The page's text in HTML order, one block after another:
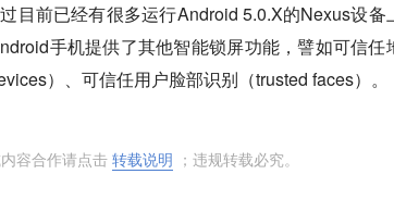
前已经有很多运行Android 5.0.X的Nexus设备
手机提供了其他智能锁屏功能，譬如可信任
）、可信任用户脸部识别（trusted faces）。
容合作请点击 转载说明 ；违规转载必究。